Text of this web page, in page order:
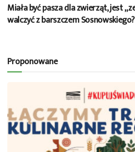
Miała być pasza dla zwierząt, jest
walczyć z barszczem Sosnowskiego?
Proponowane